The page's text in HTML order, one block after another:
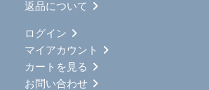
返品について
ログイン
マイアカウント
カートを見る
お問い合わせ